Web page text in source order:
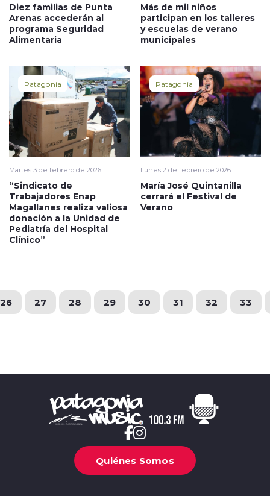
Diez familias de Punta
Arenas accederán al
programa Seguridad
Alimentaria
Más de mil niños
participan en los talleres
y escuelas de verano
municipales
Patagonia
Martes 3 de febrero de 2026
“Sindicato de
Trabajadores Enap
Magallanes realiza valiosa
donación a la Unidad de
Pediatría del Hospital
Clínico”
Patagonia
Lunes 2 de febrero de 2026
María José Quintanilla
cerrará el Festival de
Verano
26 27 28 29 30 31 32 33
Quiénes Somos